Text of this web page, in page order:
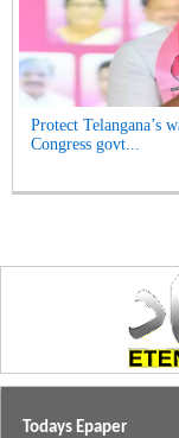
Protect Telangana’s
Congress govt...
Todays Epaper